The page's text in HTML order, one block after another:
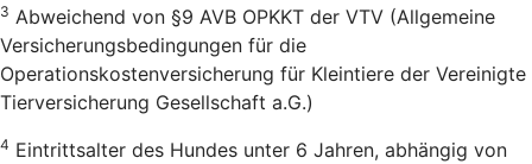
3 Abweichend von §9 AVB OPKKT der VTV (Allgemeine
Versicherungsbedingungen für die
Operationskostenversicherung für Kleintiere der Vereinigte
Tierversicherung Gesellschaft a.G.)
4 Eintrittsalter des Hundes unter 6 Jahren, abhängig von